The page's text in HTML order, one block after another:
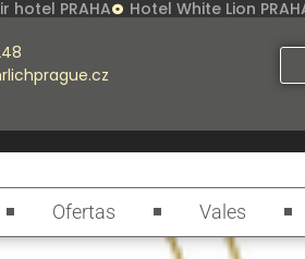
hotel PRAHA Hotel White Lion
Ofertas Vales